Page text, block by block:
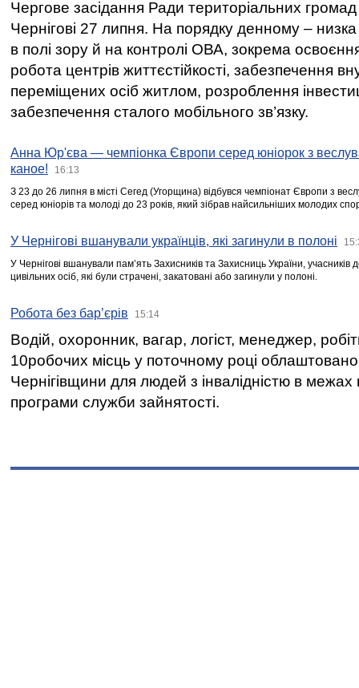
Чергове засідання Ради територіальних громад
Чернігові 27 липня. На порядку денному –
в полі зору й на контролі ОВА, зокрема освоєння
робота центрів життєстійкості, забезпечення
переміщених осіб житлом, розроблення
забезпечення сталого мобільного зв’язку.
Анна Юр'єва — чемпіонка Європи серед юніорок з
каное!
16:13
З 23 до 26 липня в місті Сегед (Угорщина) відбувся чемпіонат Європи з
серед юніорів та молоді до 23 років, який зібрав найсильніших молодих
У Чернігові вшанували українців, які загинули в полоні
У Чернігові вшанували пам’ять Захисників та Захисниць України,
цивільних осіб, які були страчені, закатовані або загинули у полоні.
Робота без бар’єрів 15:14
Водій, охоронник, вагар, логіст, менеджер,
10робочих місць у поточному році
Чернігівщини для людей з інвалідністю в межах
програми служби зайнятості.